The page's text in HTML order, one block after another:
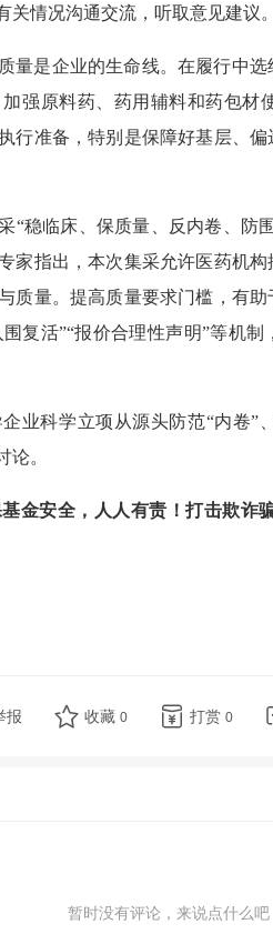
情况沟通交流，听取意见建议。
量是企业的生命线。在履行中
强原料药、药用辅料和药包材
行准备，特别是保障好基层、
“稳临床、保质量、反内卷、防
家指出，本次集采允许医药机
质量。提高质量要求门槛，有
复活”“报价合理性声明”等机
业科学立项从源头防范“内卷”
论。
金安全，人人有责！打击欺诈
报 收藏 0 打赏 0
暂时没有评论，来说点什么吧